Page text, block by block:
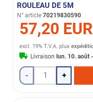
ROULEAU DE 5M
N° article 70219830590
57,20 EUR
excl. 19% T.V.A. plus
Livraison lun. 10. août
- +